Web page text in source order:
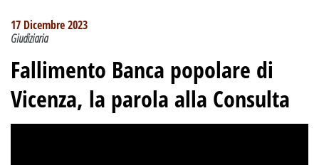
17 Dicembre 2023
Giudiziaria
Fallimento Banca popolare di
Vicenza, la parola alla Consulta